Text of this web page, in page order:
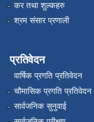
कर तथा शुल्कहरु
श्रम संसार प्रणाली
प्रतिवेदन
वार्षिक प्रगति प्रतिवेदन
चौमासिक प्रगति प्रतिवेदन
सार्वजनिक सुनुवाई